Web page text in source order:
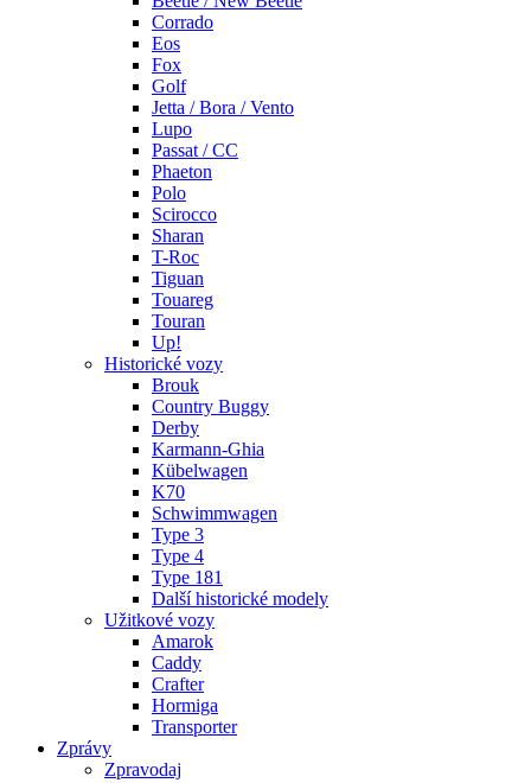
Corrado
Eos
Fox
Golf
Jetta / Bora / Vento
Lupo
Passat / CC
Phaeton
Polo
Scirocco
Sharan
T-Roc
Tiguan
Touareg
Touran
Up!
Historické vozy
Brouk
Country Buggy
Derby
Karmann-Ghia
Kübelwagen
K70
Schwimmwagen
Type 3
Type 4
Type 181
Další historické modely
Užitkové vozy
Amarok
Caddy
Crafter
Hormiga
Transporter
Zprávy
Zpravodaj